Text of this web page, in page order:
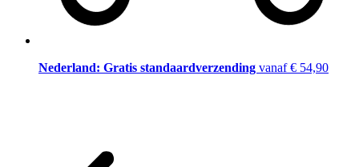
Nederland: Gratis standaardverzending vanaf € 54,90